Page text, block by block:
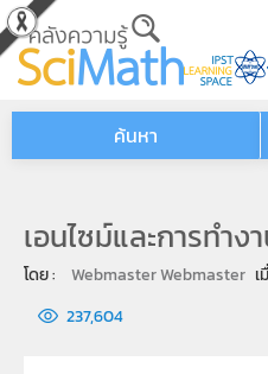
Skip to main content
ค้นหา
เอนไซม์และการทำง
โดย : Webmaster Webmaster เ
237,604